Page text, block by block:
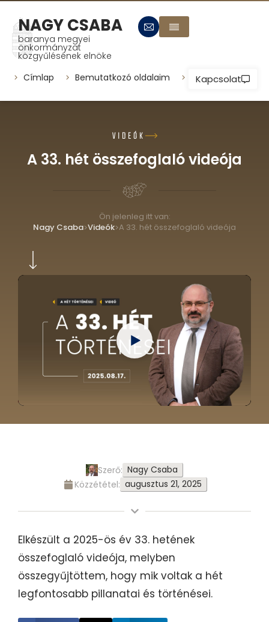
NAGY CSABA
baranya megyei
önkormányzat
közgyűlésének elnöke
Címlap
Bemutatkozó oldalaim Települések
Kapcsolat
VIDEÓK
A 33. hét összefoglaló videója
Ön jelenleg itt van:
Nagy Csaba>Videók>A 33. hét összefoglaló videója
00:47
MUTE
Szerő: Nagy Csaba
Közzététel: augusztus 21, 2025
Elkészült a 2025-ös év 33. hetének
összefoglaló videója, melyben
összegyűjtöttem, hogy mik voltak a hét
legfontosabb pillanatai és történései.